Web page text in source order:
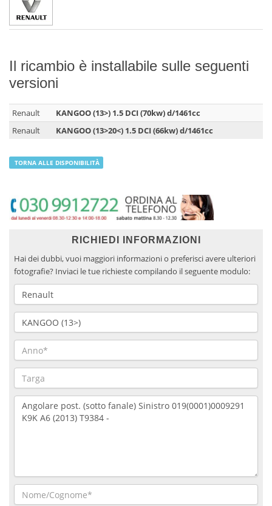
Il ricambio è installabile sulle seguenti
versioni
Renault
KANGOO (13>) 1.5 DCI (70kw) d/1461cc
Renault
KANGOO (13>20<) 1.5 DCI (66kw) d/1461cc
TORNA ALLE DISPONIBILITÀ
RICHIEDI INFORMAZIONI
Hai dei dubbi, vuoi maggiori informazioni o preferisci avere ulteriori
fotografie? Inviaci le tue richieste compilando il seguente modulo: